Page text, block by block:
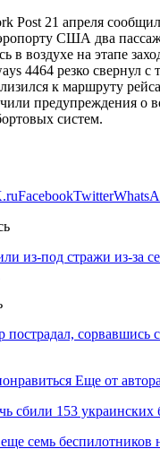
Post 21 апреля
США два
в воздухе на этапе
4464 резко свернул с
к маршруту
предупреждения о
систем.
FacebookTwitter
из-под стражи из-за
пострадал, сорвавшись
Еще от автора
сбили 153 украинских
семь беспилотников